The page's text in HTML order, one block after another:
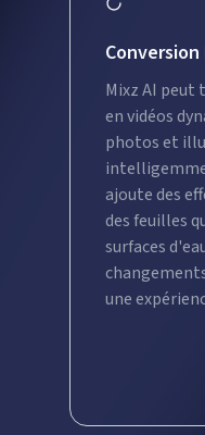
Mixz AI peut
en vidéos
photos et
ajoute des
des feuilles
surfaces
une